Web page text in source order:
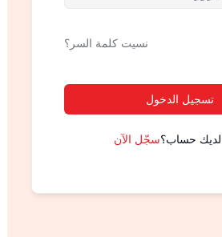
نسيت كلمة السر؟
تسجيل الدخول
حساب؟سجّل الآن